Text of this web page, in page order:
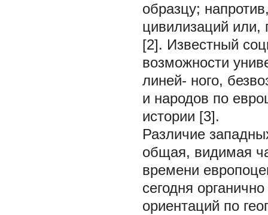
образцу;
цивилизаций или,
[2]. Известный
возможности
линей- ного,
и народов по
истории [3].
Различие
общая, видимая
времени
сегодня
ориентаций по